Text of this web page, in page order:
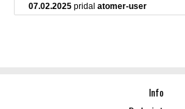
07.02.2025 pridal atomer-user
Info